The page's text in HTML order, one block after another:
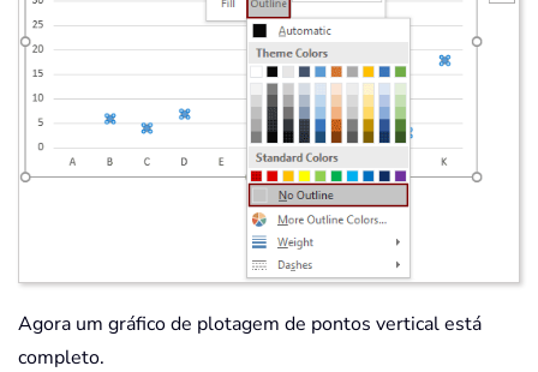
Agora um gráfico de plotagem de pontos vertical está
completo.